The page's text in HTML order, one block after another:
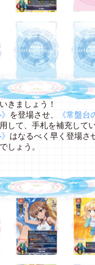
きましょう！
を登場させ、
《常盤
して、手札を補充して
はなるべく早く登場さ
しょう。